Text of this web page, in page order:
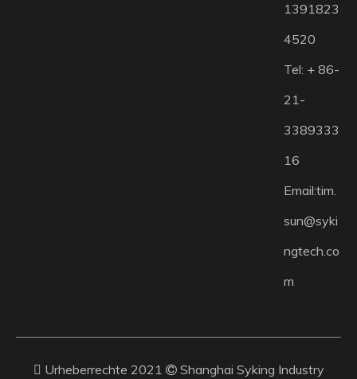
1391823
4520
Tel: + 86-
21-
3389333
16
Email:tim.
sun@syki
ngtech.co
m
 Urheberrechte 2021  Shanghai Syking Industry